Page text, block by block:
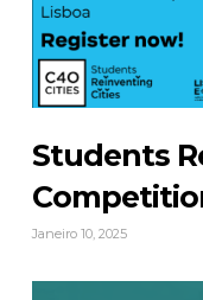
Students
Janeiro 10, 2025